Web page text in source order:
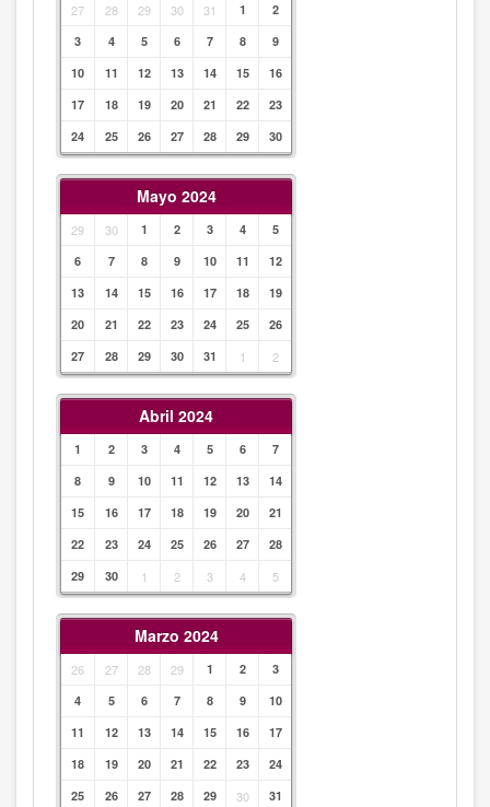
27 28 29 30 31 1
2
3
4 5 6 7 8
9
10
11 12 13 14 15
16
17
18 19 20 21 22
23
24
25 26 27 28 29 30
Mayo 2024
29 30 1 2 3 4
5
6
7 8 9 10 11
12
13
14 15 16 17 18
19
20
21 22 23 24 25
26
27
28 29 30 31 1 2
Abril 2024
1 2 3 4 5 6
7
8
9 10 11 12 13
14
15
16 17 18 19 20
21
22
23 24 25 26 27
28
29
30 1 2 3 4 5
Marzo 2024
26 27 28 29 1 2
3
4
5 6 7 8 9
10
11
12 13 14 15 16
17
18
19 20 21 22 23
24
25
26 27 28 29 30 31